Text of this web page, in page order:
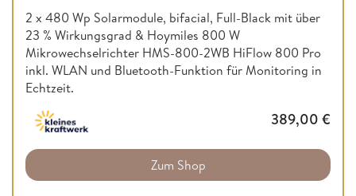
2 x 480 Wp Solarmodule, bifacial, Full-Black mit über
23 % Wirkungsgrad & Hoymiles 800 W
Mikrowechselrichter HMS-800-2WB HiFlow 800 Pro
inkl. WLAN und Bluetooth-Funktion für Monitoring in
Echtzeit.
389,00 €
Zum Shop